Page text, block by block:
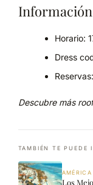
Horario:
Dress
Reservas:
Descubre más
TAMBIÉN TE PUEDE
AMÉRICA
Los